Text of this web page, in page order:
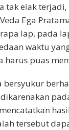
tak elak terjadi,
Ega
lap, pada
waktu
harus puas
bersyukur
tersebut